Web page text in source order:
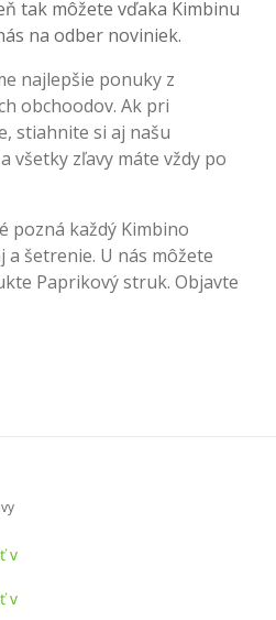
tak môžete vďaka Kimbinu
na odber noviniek.
najlepšie ponuky z
obchoodov. Ak pri
stiahnite si aj našu
a všetky zľavy máte vždy po
pozná každý Kimbino
a šetrenie. U nás môžete
Paprikový struk. Objavte
v
v